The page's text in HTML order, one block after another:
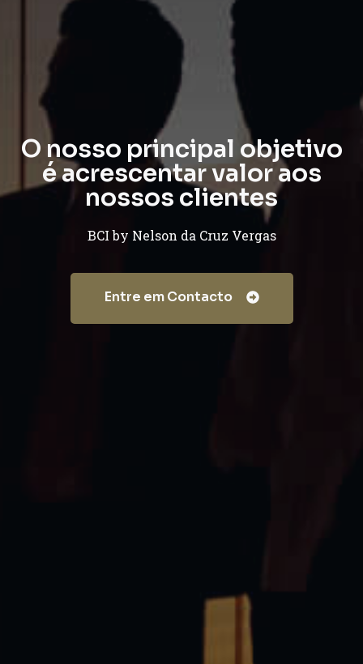
O nosso principal objetivo
é acrescentar valor aos
nossos clientes
BCI by Nelson da Cruz Vergas
Entre em Contacto